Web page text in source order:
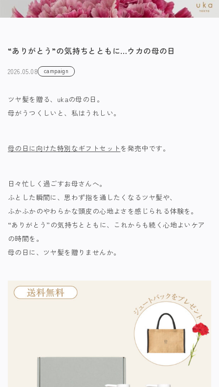
“ありがとう”の気持ちとともに…ウカの母の日
2026.05.08 campaign
ツヤ髪を贈る、ukaの母の日。
母がうつくしいと、私はうれしい。
母の日に向けた特別なギフトセットを発売中です。
日々忙しく過ごすお母さんへ。
ふとした瞬間に、思わず指を通したくなるツヤ髪や、
ふかふかのやわらかな頭皮の心地よさを感じられる体験を。
“ありがとう”の気持ちとともに、これからも続く心地よいケア
の時間を。
母の日に、ツヤ髪を贈りませんか。